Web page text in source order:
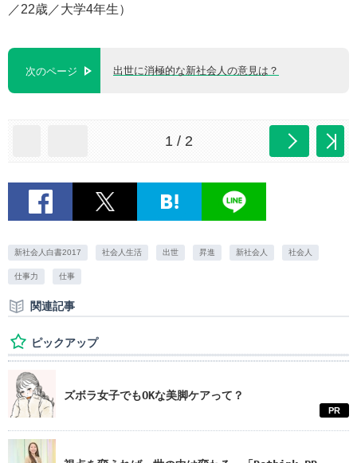
／22歳／大学4年生）
次のページ 出世に消極的な新社会人の意見は？
1 / 2
新社会人白書2017 社会人生活 出世 昇進 新社会人 社会人
仕事力 仕事
関連記事
ピックアップ
ズボラ女子でもOKな美脚ケアって？
PR